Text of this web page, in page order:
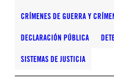
CRÍMENES DE GUERRA Y
DECLARACIÓN PÚBLICA
SISTEMAS DE JUSTICIA